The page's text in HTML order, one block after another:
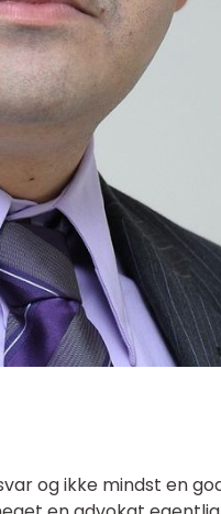
og ikke mindst en